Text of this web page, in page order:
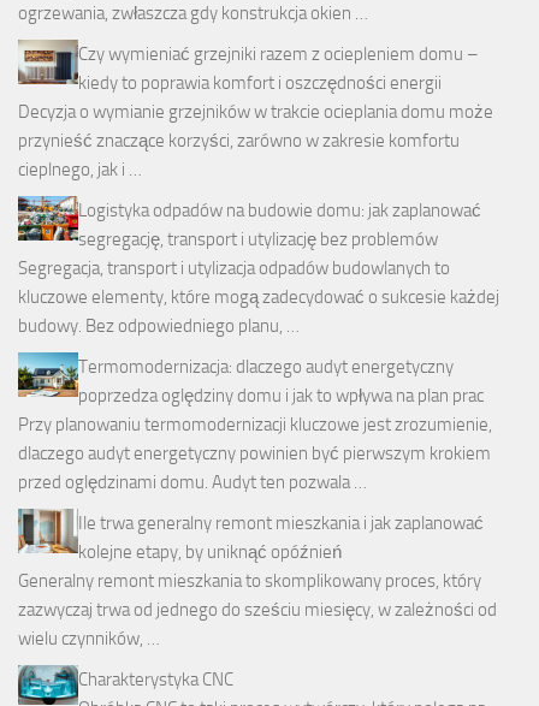
ogrzewania, zwłaszcza gdy konstrukcja okien …
Czy wymieniać grzejniki razem z ociepleniem domu –
kiedy to poprawia komfort i oszczędności energii
Decyzja o wymianie grzejników w trakcie ocieplania domu może
przynieść znaczące korzyści, zarówno w zakresie komfortu
cieplnego, jak i …
Logistyka odpadów na budowie domu: jak zaplanować
segregację, transport i utylizację bez problemów
Segregacja, transport i utylizacja odpadów budowlanych to
kluczowe elementy, które mogą zadecydować o sukcesie każdej
budowy. Bez odpowiedniego planu, …
Termomodernizacja: dlaczego audyt energetyczny
poprzedza oględziny domu i jak to wpływa na plan prac
Przy planowaniu termomodernizacji kluczowe jest zrozumienie,
dlaczego audyt energetyczny powinien być pierwszym krokiem
przed oględzinami domu. Audyt ten pozwala …
Ile trwa generalny remont mieszkania i jak zaplanować
kolejne etapy, by uniknąć opóźnień
Generalny remont mieszkania to skomplikowany proces, który
zazwyczaj trwa od jednego do sześciu miesięcy, w zależności od
wielu czynników, …
Charakterystyka CNC